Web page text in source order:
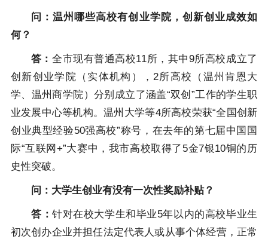
问：温州哪些高校有创业学院，创新创业成效如
何？
答： 全市现有普通高校11所，其中9所高校成立了
创新创业学院（实体机构），2所高校（温州肯恩大
学、温州商学院）分别成立了涵盖“双创”工作的学生职
业发展中心等机构。温州大学等4所高校荣获“全国创新
创业典型经验50强高校”称号，在去年的第七届中国国
际“互联网+”大赛中，我市高校取得了5金7银10铜的历
史性突破。
问：大学生创业有没有一次性奖励补贴？
答：针对在校大学生和毕业5年以内的高校毕业生
初次创办企业并担任法定代表人或从事个体经营，正常